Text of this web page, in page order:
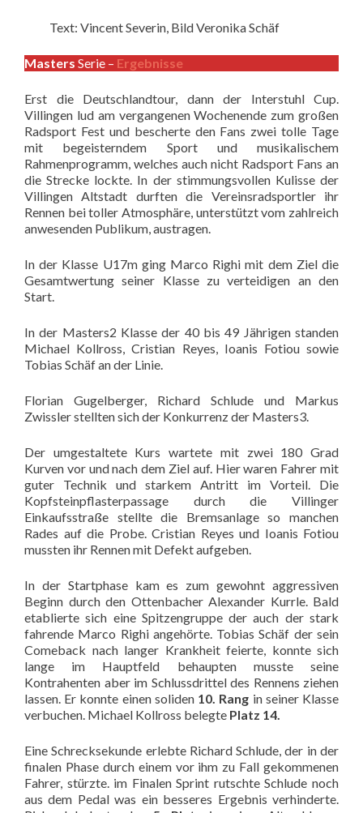
Text: Vincent Severin, Bild Veronika Schäf
Masters Serie – Ergebnisse
Erst die Deutschlandtour, dann der Interstuhl Cup.
Villingen lud am vergangenen Wochenende zum großen
Radsport Fest und bescherte den Fans zwei tolle Tage
mit begeisterndem Sport und musikalischem
Rahmenprogramm, welches auch nicht Radsport Fans an
die Strecke lockte. In der stimmungsvollen Kulisse der
Villingen Altstadt durften die Vereinsradsportler ihr
Rennen bei toller Atmosphäre, unterstützt vom zahlreich
anwesenden Publikum, austragen.
In der Klasse U17m ging Marco Righi mit dem Ziel die
Gesamtwertung seiner Klasse zu verteidigen an den
Start.
In der Masters2 Klasse der 40 bis 49 Jährigen standen
Michael Kollross, Cristian Reyes, Ioanis Fotiou sowie
Tobias Schäf an der Linie.
Florian Gugelberger, Richard Schlude und Markus
Zwissler stellten sich der Konkurrenz der Masters3.
Der umgestaltete Kurs wartete mit zwei 180 Grad
Kurven vor und nach dem Ziel auf. Hier waren Fahrer mit
guter Technik und starkem Antritt im Vorteil. Die
Kopfsteinpflasterpassage durch die Villinger
Einkaufsstraße stellte die Bremsanlage so manchen
Rades auf die Probe. Cristian Reyes und Ioanis Fotiou
mussten ihr Rennen mit Defekt aufgeben.
In der Startphase kam es zum gewohnt aggressiven
Beginn durch den Ottenbacher Alexander Kurrle. Bald
etablierte sich eine Spitzengruppe der auch der stark
fahrende Marco Righi angehörte. Tobias Schäf der sein
Comeback nach langer Krankheit feierte, konnte sich
lange im Hauptfeld behaupten musste seine
Kontrahenten aber im Schlussdrittel des Rennens ziehen
lassen. Er konnte einen soliden 10. Rang in seiner Klasse
verbuchen. Michael Kollross belegte Platz 14.
Eine Schrecksekunde erlebte Richard Schlude, der in der
finalen Phase durch einem vor ihm zu Fall gekommenen
Fahrer, stürzte. im Finalen Sprint rutschte Schlude noch
aus dem Pedal was ein besseres Ergebnis verhinderte.